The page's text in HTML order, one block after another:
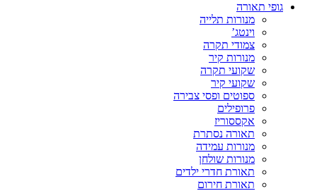
גופי תאורה
מנורות תלייה
וינטג’
צמודי תקרה
מנורות קיר
שקועי תקרה
שקועי קיר
ספוטים ופסי צבירה
פרופילים
אקססוריז
תאורה נסתרת
מנורות עמידה
מנורות שולחן
תאורת חדרי ילדים
תאורת חירום